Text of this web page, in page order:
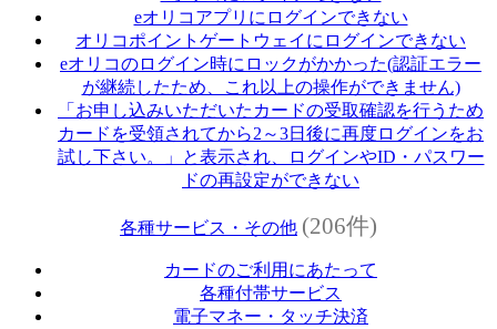
eオリコアプリにログインできない
オリコポイントゲートウェイにログインできない
eオリコのログイン時にロックがかかった(認証エラー
が継続したため、これ以上の操作ができません)
「お申し込みいただいたカードの受取確認を行うため
カードを受領されてから2～3日後に再度ログインをお
試し下さい。」と表示され、ログインやID・パスワー
ドの再設定ができない
各種サービス・その他 (206件)
カードのご利用にあたって
各種付帯サービス
電子マネー・タッチ決済